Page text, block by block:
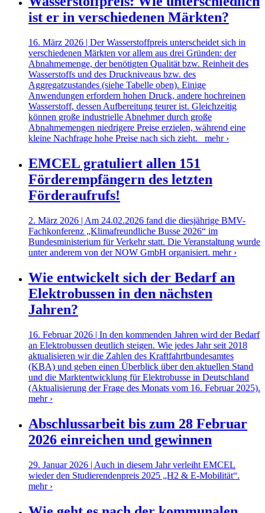
ist er in verschiedenen Märkten?
16. März 2026 | Der Wasserstoffpreis unterscheidet sich in
verschiedenen Märkten vor allem aus drei Gründen: der
Abnahmemenge, der benötigten Qualität bzw. Reinheit des
Wasserstoffs und des Druckniveaus bzw. des
Aggregatzustandes (siehe Tabelle oben). Einige
Anwendungen erfordern hohen Druck, andere hochreinen
Wasserstoff, dessen Aufbereitung teurer ist. Gleichzeitig
können große industrielle Abnehmer durch große
Abnahmemengen niedrigere Preise erzielen, während eine
kleine Nachfrage hohe Preise nach sich zieht. mehr ›
EMCEL gratuliert allen 151
Förderempfängern des letzten
Förderaufrufs!
2. März 2026 | Am 24.02.2026 fand die diesjährige BMV-
Fachkonferenz „Klimafreundliche Busse 2026“ im
Bundesministerium für Verkehr statt. Die Veranstaltung wurde
unter anderem von der NOW GmbH organisiert. mehr ›
Wie entwickelt sich der Bedarf an
Elektrobussen in den nächsten
Jahren?
16. Februar 2026 | In den kommenden Jahren wird der Bedarf
an Elektrobussen deutlich steigen. Wie jedes Jahr seit 2018
aktualisieren wir die Zahlen des Kraftfahrtbundesamtes
(KBA) und geben einen Überblick über den aktuellen Stand
und die Marktentwicklung für Elektrobusse in Deutschland
(Aktualisierung der Frage des Monats vom 16. Februar 2025).
mehr ›
Abschlussarbeit bis zum 28 Februar
2026 einreichen und gewinnen
29. Januar 2026 | Auch in diesem Jahr verleiht EMCEL
wieder den Studierendenpreis 2025 „H2 & E-Mobilität“.
mehr ›